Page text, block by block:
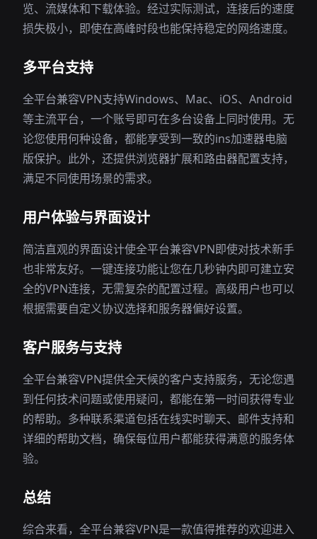
览、流媒体和下载体验。经过实际测试，连接后的速度
损失极小，即使在高峰时段也能保持稳定的网络速度。
多平台支持
全平台兼容VPN支持Windows、Mac、iOS、Android
等主流平台，一个账号即可在多台设备上同时使用。无
论您使用何种设备，都能享受到一致的ins加速器电脑
版保护。此外，还提供浏览器扩展和路由器配置支持，
满足不同使用场景的需求。
用户体验与界面设计
简洁直观的界面设计使全平台兼容VPN即使对技术新手
也非常友好。一键连接功能让您在几秒钟内即可建立安
全的VPN连接，无需复杂的配置过程。高级用户也可以
根据需要自定义协议选择和服务器偏好设置。
客户服务与支持
全平台兼容VPN提供全天候的客户支持服务，无论您遇
到任何技术问题或使用疑问，都能在第一时间获得专业
的帮助。多种联系渠道包括在线实时聊天、邮件支持和
详细的帮助文档，确保每位用户都能获得满意的服务体
验。
总结
综合来看，全平台兼容VPN是一款值得推荐的欢迎进入